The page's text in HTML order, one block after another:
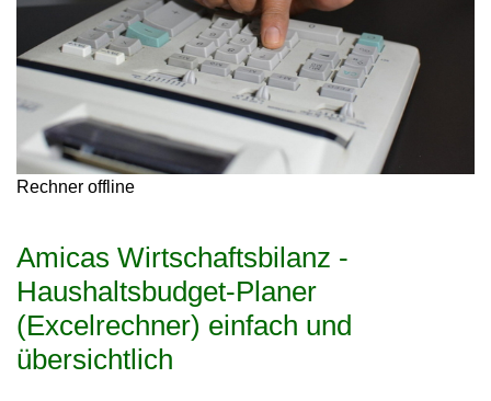
Rechner offline
Amicas Wirtschaftsbilanz -
Haushaltsbudget-Planer
(Excelrechner) einfach und
übersichtlich